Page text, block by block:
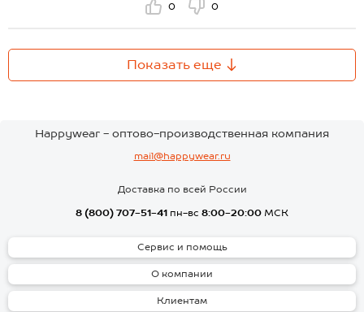
0 0
Показать еще
Happywear - оптово-производственная компания
mail@happywear.ru
Доставка по всей России
8 (800) 707-51-41 пн-вс 8:00-20:00 МСК
Сервис и помощь
О компании
Клиентам